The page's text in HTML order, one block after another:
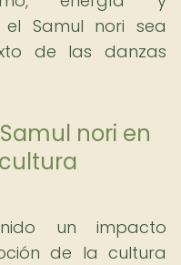
Samul nori sea
de las danzas
nori en
un impacto
de la cultura